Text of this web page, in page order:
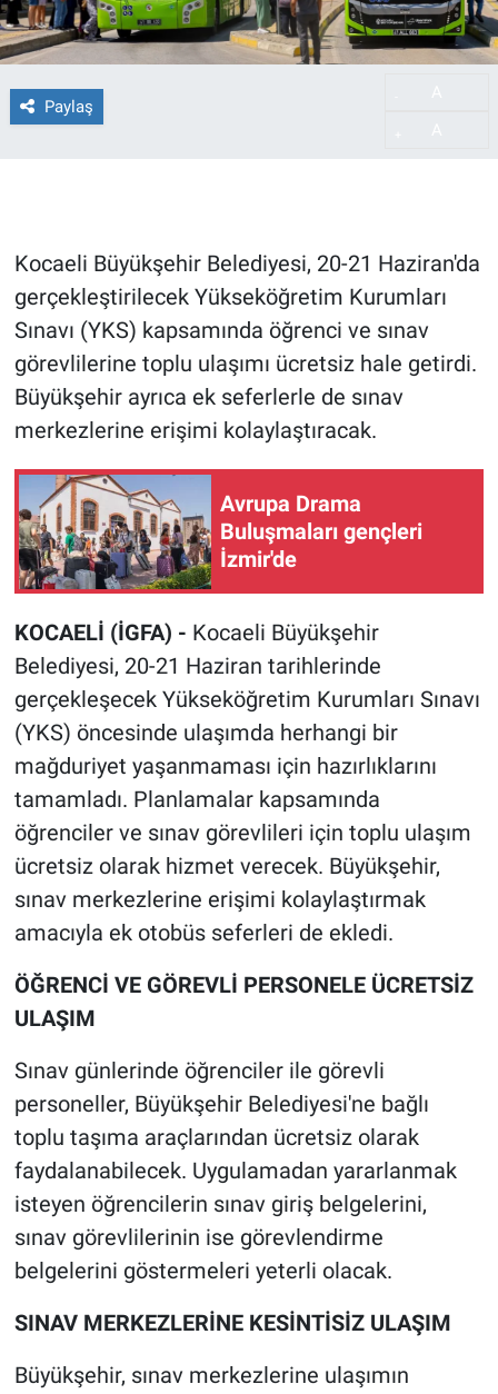
Paylaş
Kocaeli Büyükşehir Belediyesi, 20-21 Haziran'da
gerçekleştirilecek Yükseköğretim Kurumları
Sınavı (YKS) kapsamında öğrenci ve sınav
görevlilerine toplu ulaşımı ücretsiz hale getirdi.
Büyükşehir ayrıca ek seferlerle de sınav
merkezlerine erişimi kolaylaştıracak.
Avrupa Drama
Buluşmaları gençleri
İzmir'de
KOCAELİ (İGFA) - Kocaeli Büyükşehir
Belediyesi, 20-21 Haziran tarihlerinde
gerçekleşecek Yükseköğretim Kurumları Sınavı
(YKS) öncesinde ulaşımda herhangi bir
mağduriyet yaşanmaması için hazırlıklarını
tamamladı. Planlamalar kapsamında
öğrenciler ve sınav görevlileri için toplu ulaşım
ücretsiz olarak hizmet verecek. Büyükşehir,
sınav merkezlerine erişimi kolaylaştırmak
amacıyla ek otobüs seferleri de ekledi.
ÖĞRENCİ VE GÖREVLİ PERSONELE ÜCRETSİZ
ULAŞIM
Sınav günlerinde öğrenciler ile görevli
personeller, Büyükşehir Belediyesi'ne bağlı
toplu taşıma araçlarından ücretsiz olarak
faydalanabilecek. Uygulamadan yararlanmak
isteyen öğrencilerin sınav giriş belgelerini,
sınav görevlilerinin ise görevlendirme
belgelerini göstermeleri yeterli olacak.
SINAV MERKEZLERİNE KESİNTİSİZ ULAŞIM
Büyükşehir, sınav merkezlerine ulaşımın